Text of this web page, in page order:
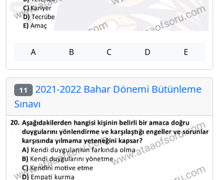
A B C D E
11 2021-2022 Bahar Dönemi Bütünleme
Sınavı